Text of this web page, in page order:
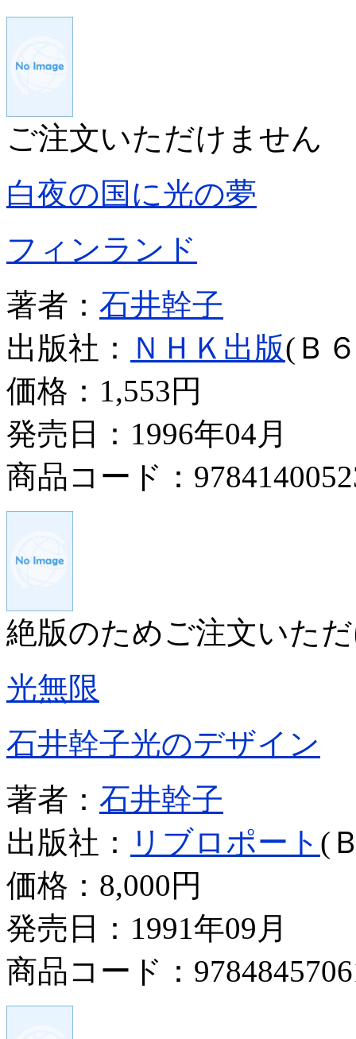
ご注文いただけません
白夜の国に光の夢
フィンランド
著者： 石井幹子
出版社：
ＮＨＫ出版(Ｂ
価格： 1,553円
発売日：1996年04月
商品コード：
絶版のためご注文いた
光無限
石井幹子光のデザイン
著者： 石井幹子
出版社：
リブロポート (
価格： 8,000円
発売日：1991年09月
商品コード：